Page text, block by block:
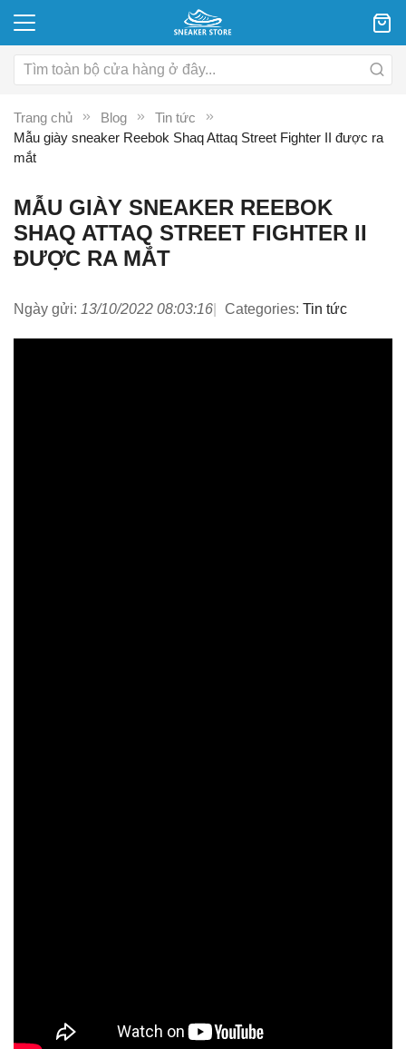
Trang chủ Blog
Tin tức
Mẫu giày sneaker Reebok Shaq Attaq Street Fighter II được ra
mắt
MẪU GIÀY SNEAKER REEBOK
SHAQ ATTAQ STREET FIGHTER II
ĐƯỢC RA MẮT
Ngày gửi: 13/10/2022 08:03:16 Categories: Tin tức